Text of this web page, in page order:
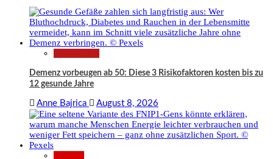
Demenz vorbeugen ab 50: Diese 3 Risikofaktoren kosten bis zu
12 gesunde Jahre
Anne Bajrica August 8, 2026